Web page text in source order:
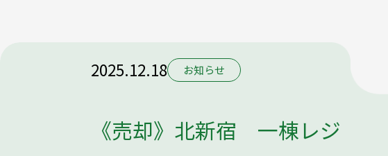
2025.12.18 お知らせ
《売却》北新宿 一棟レジ